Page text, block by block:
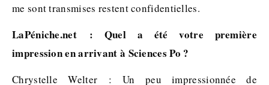
me sont transmises restent confidentielles.
LaPéniche.net : Quel a été votre première
impression en arrivant à Sciences Po ?
Chrystelle Welter : Un peu impressionnée de